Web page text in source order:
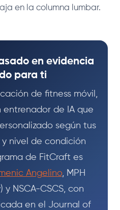
en la columna lumbar.
en evidencia
para ti
de fitness móvil,
de IA que
según tus
nivel de condición
de FitCraft es
Angelino, MPH
y NSCA-CSCS, con
en el Journal of